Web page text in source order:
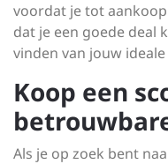
voordat je tot
dat je een goede deal
vinden van jouw
Koop een
Als je op zoek bent